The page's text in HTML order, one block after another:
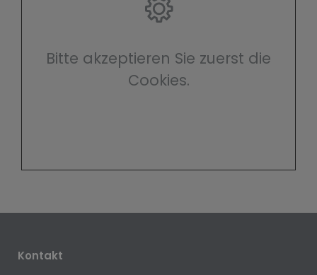
Bitte akzeptieren Sie zuerst die
Cookies.
Kontakt